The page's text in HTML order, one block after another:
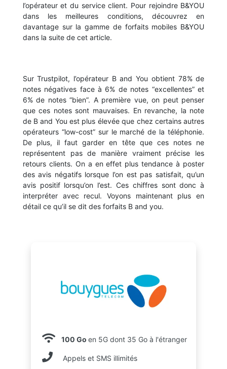
l’opérateur et du service client. Pour rejoindre B&YOU
dans les meilleures conditions, découvrez en
davantage sur la gamme de forfaits mobiles B&YOU
dans la suite de cet article.
Sur Trustpilot, l’opérateur B and You obtient 78% de
notes négatives face à 6% de notes “excellentes” et
6% de notes “bien”. A première vue, on peut penser
que ces notes sont mauvaises. En revanche, la note
de B and You est plus élevée que chez certains autres
opérateurs “low-cost” sur le marché de la téléphonie.
De plus, il faut garder en tête que ces notes ne
représentent pas de manière vraiment précise les
retours clients. On a en effet plus tendance à poster
des avis négatifs lorsque l’on est pas satisfait, qu’un
avis positif lorsqu’on l’est. Ces chiffres sont donc à
interpréter avec recul. Voyons maintenant plus en
détail ce qu’il se dit des forfaits B and you.
100 Go en 5G dont 35 Go à l'étranger
Appels et SMS illimités